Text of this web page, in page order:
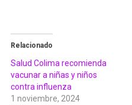
Relacionado
Salud Colima recomienda
vacunar a niñas y niños
contra influenza
1 noviembre, 2024